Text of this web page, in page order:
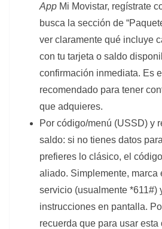
App Mi Movistar, regístrate
busca la sección de
ver claramente qué incluye
con tu tarjeta o saldo
confirmación inmediata. Es
recomendado para tener
que adquieres.
Por código/menú (USSD) y
saldo: si no tienes datos
prefieres lo clásico, el
aliado. Simplemente, marca
servicio (usualmente *611#)
instrucciones en pantalla.
recuerda que para usar esta